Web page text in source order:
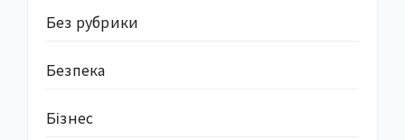
Без рубрики
Безпека
Бізнес